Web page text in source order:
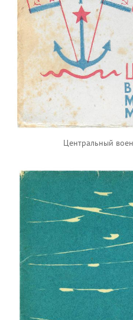
Центральный